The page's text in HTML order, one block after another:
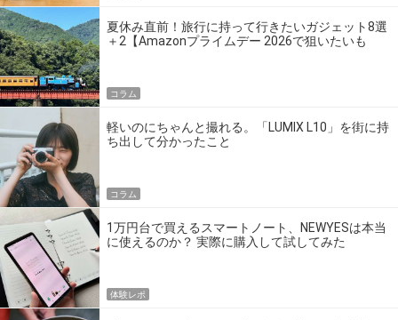
夏休み直前！旅行に持って行きたいガジェット8選
＋2【Amazonプライムデー 2026で狙いたいも
コラム
軽いのにちゃんと撮れる。「LUMIX L10」を街に持
ち出して分かったこと
コラム
1万円台で買えるスマートノート、NEWYESは本当
に使えるのか？ 実際に購入して試してみた
体験レポ